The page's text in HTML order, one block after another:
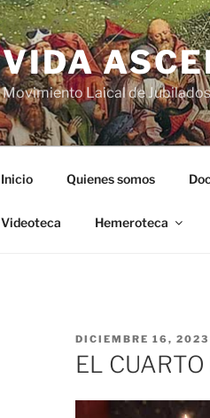
VIDA
Movimiento Laical de
Inicio Quienes somos
Videoteca Hemeroteca
DICIEMBRE 16, 2023
EL